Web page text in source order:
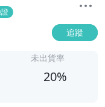
追蹤
未出貨率
20%